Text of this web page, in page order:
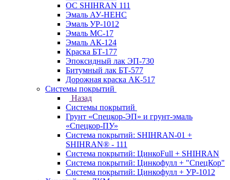
ОС SHIHRAN 111
Эмаль АУ-НЕНС
Эмаль УР-1012
Эмаль МС-17
Эмаль АК-124
Краска БТ-177
Эпоксидный лак ЭП-730
Битумный лак БТ-577
Дорожная краска АК-517
Системы покрытий
Назад
Системы покрытий
Грунт «Спецкор-ЭП» и грунт-эмаль
«Спецкор-ПУ»
Система покрытий: SHIHRAN-01 +
SHIHRAN® - 111
Система покрытий: ЦинкоFull + SHIHRAN
Система покрытий: Цинкофулл + "СпецКор"
Система покрытий: Цинкофулл + УР-1012